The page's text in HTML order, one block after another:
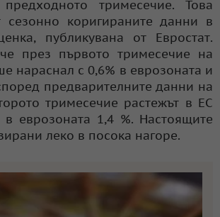
тримесечие. Това
сезонно коригираните данни в
публикувана от Евростат.
през първото тримесечие на
нараснал с 0,6% в еврозоната и
предварителните данни на
тримесечие растежът в ЕС
еврозоната 1,4 %. Настоящите
леко в посока нагоре.